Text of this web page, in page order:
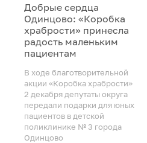
Добрые сердца
Одинцово: «Коробка
храбрости» принесла
радость маленьким
пациентам
В ходе благотворительной
акции «Коробка храбрости»
2 декабря депутаты округа
передали подарки для юных
пациентов в детской
поликлинике № 3 города
Одинцово